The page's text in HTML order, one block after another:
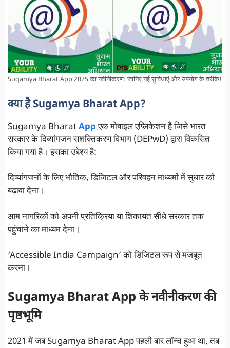
Sugamya Bharat App 2025 का नवीनीकरण: जानिए नई सुविधाएं और उपयोग के तरीके!
क्या है Sugamya Bharat App?
Sugamya BharatAppएक मोबाइल एप्लिकेशन है जिसे भारत
सरकार के दिव्यांगजन सशक्तिकरण विभाग (DEPwD) द्वारा विकसित
किया गया है। इसका उद्देश्य है:
दिव्यांगजनों के लिए भौतिक, डिजिटल और परिवहन माध्यमों में सुधार को
बढ़ावा देना।
आम नागरिकों को अपनी प्रतिक्रिया या शिकायत सीधे सरकार तक
पहुंचाने का माध्यम देना।
‘Accessible India Campaign’ को डिजिटल रूप से मजबूत
करना।
Sugamya Bharat App के नवीनीकरण की
पृष्ठभूमि
2021 में जब Sugamya Bharat App पहली बार लॉन्च हुआ था, तब